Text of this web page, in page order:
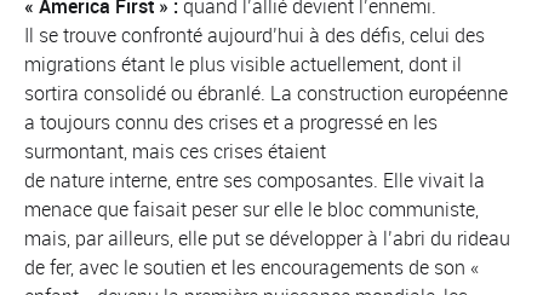
« America First » : quand l’allié devient l’ennemi.
Il se trouve confronté aujourd’hui à des défis, celui des
migrations étant le plus visible actuellement, dont il
sortira consolidé ou ébranlé. La construction européenne
a toujours connu des crises et a progressé en les
surmontant, mais ces crises étaient
de nature interne, entre ses composantes. Elle vivait la
menace que faisait peser sur elle le bloc communiste,
mais, par ailleurs, elle put se développer à l’abri du rideau
de fer, avec le soutien et les encouragements de son «